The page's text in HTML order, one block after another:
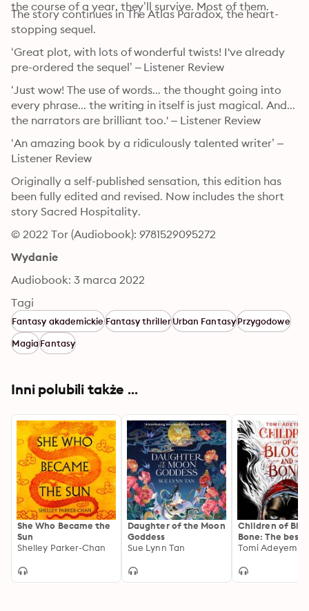
the course of a year, they’ll survive. Most of them.
The story continues in The Atlas Paradox, the heart-
stopping sequel.
‘Great plot, with lots of wonderful twists! I've already
pre-ordered the sequel’ – Listener Review
‘Just wow! The use of words... the thought going into
every phrase... the writing in itself is just magical. And...
the narrators are brilliant too.' – Listener Review
‘An amazing book by a ridiculously talented writer’ –
Listener Review
Originally a self-published sensation, this edition has
been fully edited and revised. Now includes the short
story Sacred Hospitality.
© 2022 Tor (Audiobook): 9781529095272
Wydanie
Audiobook: 3 marca 2022
Tagi
Fantasy akademickieFantasy thrillerUrban FantasyPrzygodowe
MagiaFantasy
Inni polubili także ...
She Who Became the
Sun
Shelley Parker-Chan
Daughter of the Moon
Goddess
Sue Lynn Tan
Children of
Bone: The
West African-
be a major
Tomi Adeyemi